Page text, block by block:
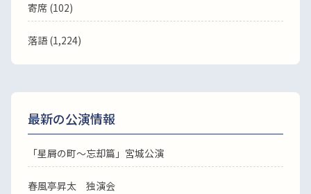
寄席 (102)
落語(1,224)
最新の公演情報
「星屑の町～忘却篇」宮城公演
春風亭昇太 独演会